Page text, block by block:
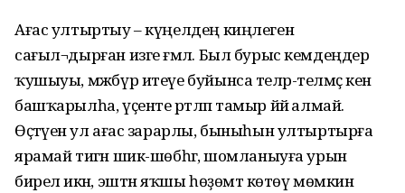
Ағас ултыртыу – күңелдең киңлеген
сағыл¬дырған изге ғәмәл. Был бурыс кемдеңдер
ҡушыуы, мәжбүр итеүе буйынса теләр-теләмәҫ кенә
башҡарылһа, үҫенте рәтләп тамыр йәйә алмай.
Өҫтәүенә ул ағас зарарлы, быныһын ултыртырға
ярамай тигән шик-шөбһәгә, шомланыуға урын
бирелә икән, эштән яҡшы һөҙөмтә көтөү мөмкин